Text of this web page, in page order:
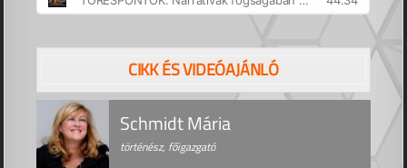
CIKK ÉS VIDEÓAJÁNLÓ
Schmidt Mária
történész, főigazgató